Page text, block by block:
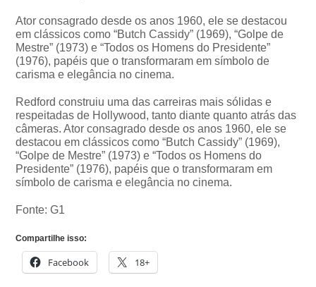
Ator consagrado desde os anos 1960, ele se destacou
em clássicos como “Butch Cassidy” (1969), “Golpe de
Mestre” (1973) e “Todos os Homens do Presidente”
(1976), papéis que o transformaram em símbolo de
carisma e elegância no cinema.
Redford construiu uma das carreiras mais sólidas e
respeitadas de Hollywood, tanto diante quanto atrás das
câmeras. Ator consagrado desde os anos 1960, ele se
destacou em clássicos como “Butch Cassidy” (1969),
“Golpe de Mestre” (1973) e “Todos os Homens do
Presidente” (1976), papéis que o transformaram em
símbolo de carisma e elegância no cinema.
Fonte: G1
Compartilhe isso:
Facebook 18+